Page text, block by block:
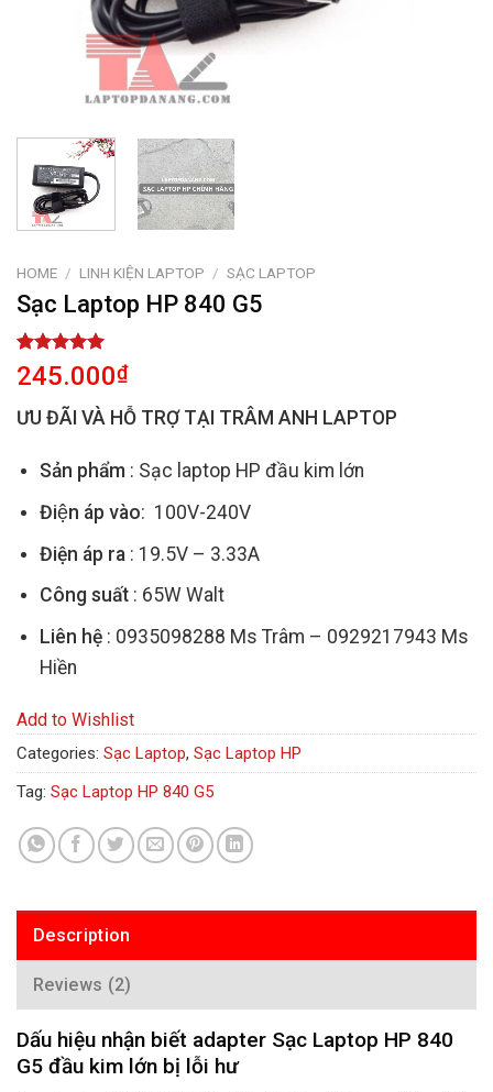
HOME / LINH KIỆN LAPTOP / SẠC LAPTOP
Sạc Laptop HP 840 G5
Rated 5.00
out of 5
based on
2
customer
245.000₫
ƯU ĐÃI VÀ HỖ TRỢ TẠI TRÂM ANH LAPTOP
Sản phẩm : Sạc laptop HP đầu kim lớn
Điện áp vào: 100V-240V
Điện áp ra: 19.5V – 3.33A
Công suất: 65W Walt
Liên hệ: 0935098288 Ms Trâm – 0929217943 Ms
Hiền
Add to Wishlist
Categories: Sạc Laptop, Sạc Laptop HP
Tag: Sạc Laptop HP 840 G5
Description
Reviews (2)
Dấu hiệu nhận biết adapter Sạc Laptop HP 840
G5 đầu kim lớn bị lỗi hư